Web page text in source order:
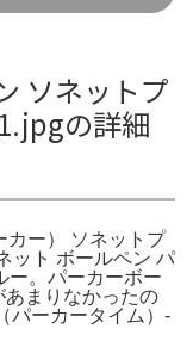
ソネットプ
の詳細
カー） ソネットプ
ット ボールペン パ
ー。パーカーボー
あまりなかったの
パーカータイム）-